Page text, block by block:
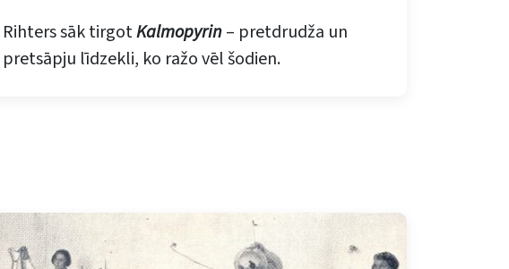
Rihters sāk tirgotKalmopyrin– pretdrudža un
pretsāpju līdzekli, ko ražo vēl šodien.